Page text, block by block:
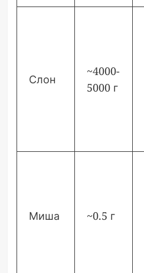
Слон
~4000-
5000 г
Миша ~0.5 г